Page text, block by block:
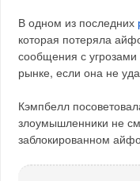
В одном из последних
которая потеряла
сообщения с
рынке, если она не
Кэмпбелл
злоумышленники не
заблокированном